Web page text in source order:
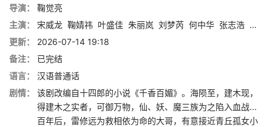
导演：
鞠觉亮
主演：
宋威龙 鞠婧祎 叶盛佳 朱丽岚 刘梦芮 何中华 张志浩 林艾
更新：
2026-07-14 19:18
备注：
已完结
语言：
汉语普通话
剧情：
该剧改编自十四郎的小说《千香百媚》。海陨至，建木现，
得建木之实者，可御万物，仙、妖、魔三族为之陷入血战...
百年后，雷修远为救相依为命的大哥，有意接近青丘孤女小